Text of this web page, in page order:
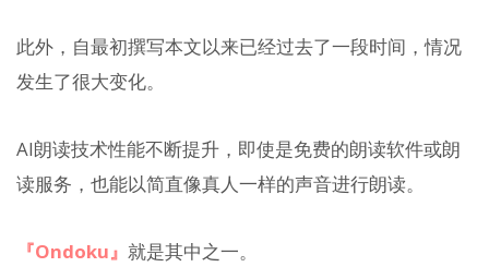
此外，自最初撰写本文以来已经过去了一段时间，情况
发生了很大变化。
AI朗读技术性能不断提升，即使是免费的朗读软件或朗
读服务，也能以简直像真人一样的声音进行朗读。
『Ondoku』 就是其中之一。